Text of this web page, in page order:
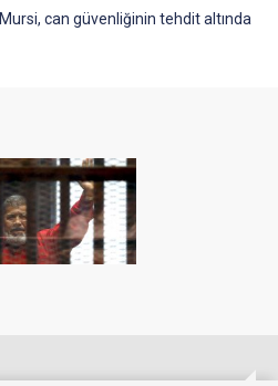
Mursi, can güvenliğinin tehdit altında